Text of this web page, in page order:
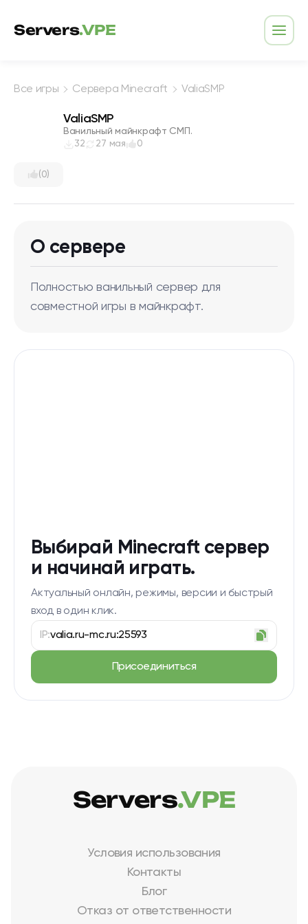
Servers.VPE
Все игры Сервера Minecraft ValiaSMP
(0)
ValiaSMP
Ванильный майнкрафт СМП.
32
27 мая 0
О сервере
Полностью ванильный сервер для
совместной игры в майнкрафт.
Выбирай Minecraft сервер
и начинай играть.
Актуальный онлайн, режимы, версии и быстрый
вход в один клик.
IP:valia.ru-mc.ru:25593
Присоединиться
Условия использования
Контакты
Блог
Отказ от ответственности
Servers.VPE